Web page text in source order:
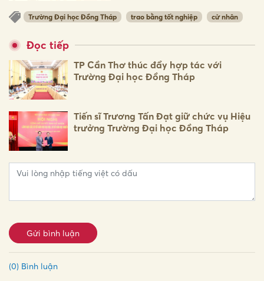
Trường Đại học Đồng Tháp trao bằng tốt nghiệp cử nhân
Đọc tiếp
TP Cần Thơ thúc đẩy hợp tác với
Trường Đại học Đồng Tháp
Tiến sĩ Trương Tấn Đạt giữ chức vụ Hiệu
trưởng Trường Đại học Đồng Tháp
Gửi bình luận
(0) Bình luận